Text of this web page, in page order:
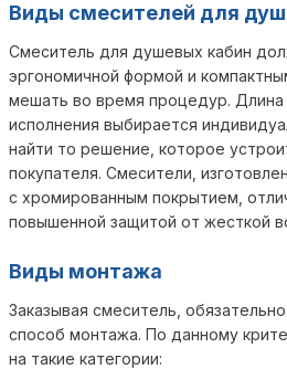
Виды смесителей для
Смеситель для душевых кабин
эргономичной формой и
мешать во время процедур. Длина
исполнения выбирается
найти то решение, которое
покупателя. Смесители,
с хромированным покрытием,
повышенной защитой от жесткой
Виды монтажа
Заказывая смеситель,
способ монтажа. По данному
на такие категории: